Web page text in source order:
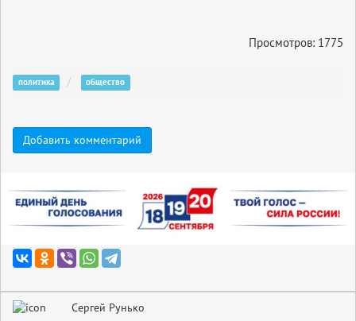
Просмотров: 1775
политика общество
Добавить комментарий
Сергей Рунько